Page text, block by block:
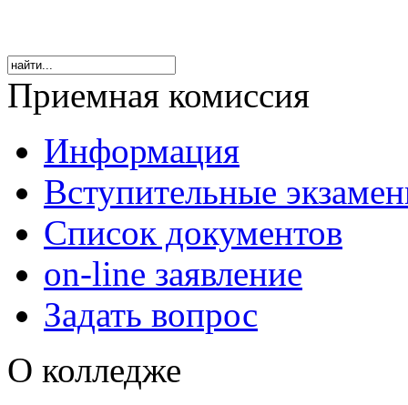
Приемная комиссия
Информация
Вступительные
Список документов
on-line заявление
Задать вопрос
О колледже